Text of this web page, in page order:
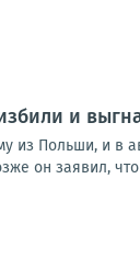
и
из Польши, и в
он заявил,